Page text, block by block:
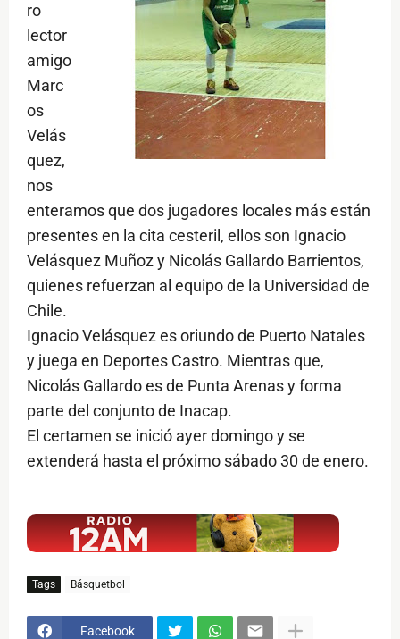
ro
lector
amigo
Marc
os
Velás
quez,
nos
enteramos que dos jugadores locales más están
presentes en la cita cesteril, ellos son Ignacio
Velásquez Muñoz y Nicolás Gallardo Barrientos,
quienes refuerzan al equipo de la Universidad de
Chile.
Ignacio Velásquez es oriundo de Puerto Natales
y juega en Deportes Castro. Mientras que,
Nicolás Gallardo es de Punta Arenas y forma
parte del conjunto de Inacap.
El certamen se inició ayer domingo y se
extenderá hasta el próximo sábado 30 de enero.
Tags Básquetbol
Facebook